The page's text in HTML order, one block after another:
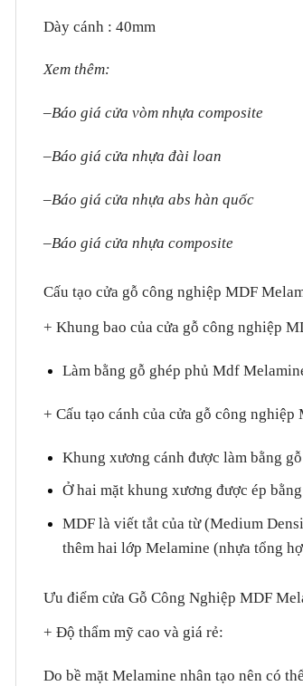
Dày cánh : 40mm
Xem thêm:
–Báo giá cửa vòm nhựa composite
–Báo giá cửa nhựa đài loan
–Báo giá cửa nhựa abs hàn quốc
–Báo giá cửa nhựa composite
Cấu tạo cửa gỗ công nghiệp MDF
+ Khung bao của cửa gỗ công nghiệp
Làm bằng gỗ ghép phủ Mdf
+ Cấu tạo cánh của cửa gỗ công nghiệp
Khung xương cánh được làm bằng
Ở hai mặt khung xương được ép
MDF là viết tắt của từ (Medium
thêm hai lớp Melamine (nhựa tổng
Ưu điểm cửa Gỗ Công Nghiệp MDF
+ Độ thẩm mỹ cao và giá rẻ:
Do bề mặt Melamine nhân tạo nên có